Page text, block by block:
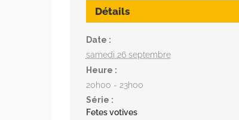
Détails
Date :
samedi 26 septembre
Heure :
20h00 - 23h00
Série :
Fetes votives